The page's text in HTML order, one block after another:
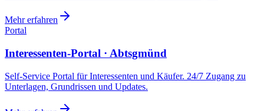
Mehr erfahren
Portal
Interessenten-Portal · Abtsgmünd
Self-Service Portal für Interessenten und Käufer. 24/7 Zugang zu
Unterlagen, Grundrissen und Updates.